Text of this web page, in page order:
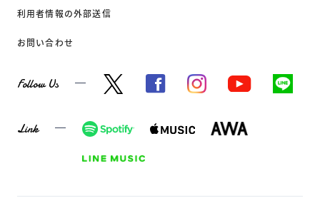
利用者情報の外部送信
お問い合わせ
Follow Us
Link